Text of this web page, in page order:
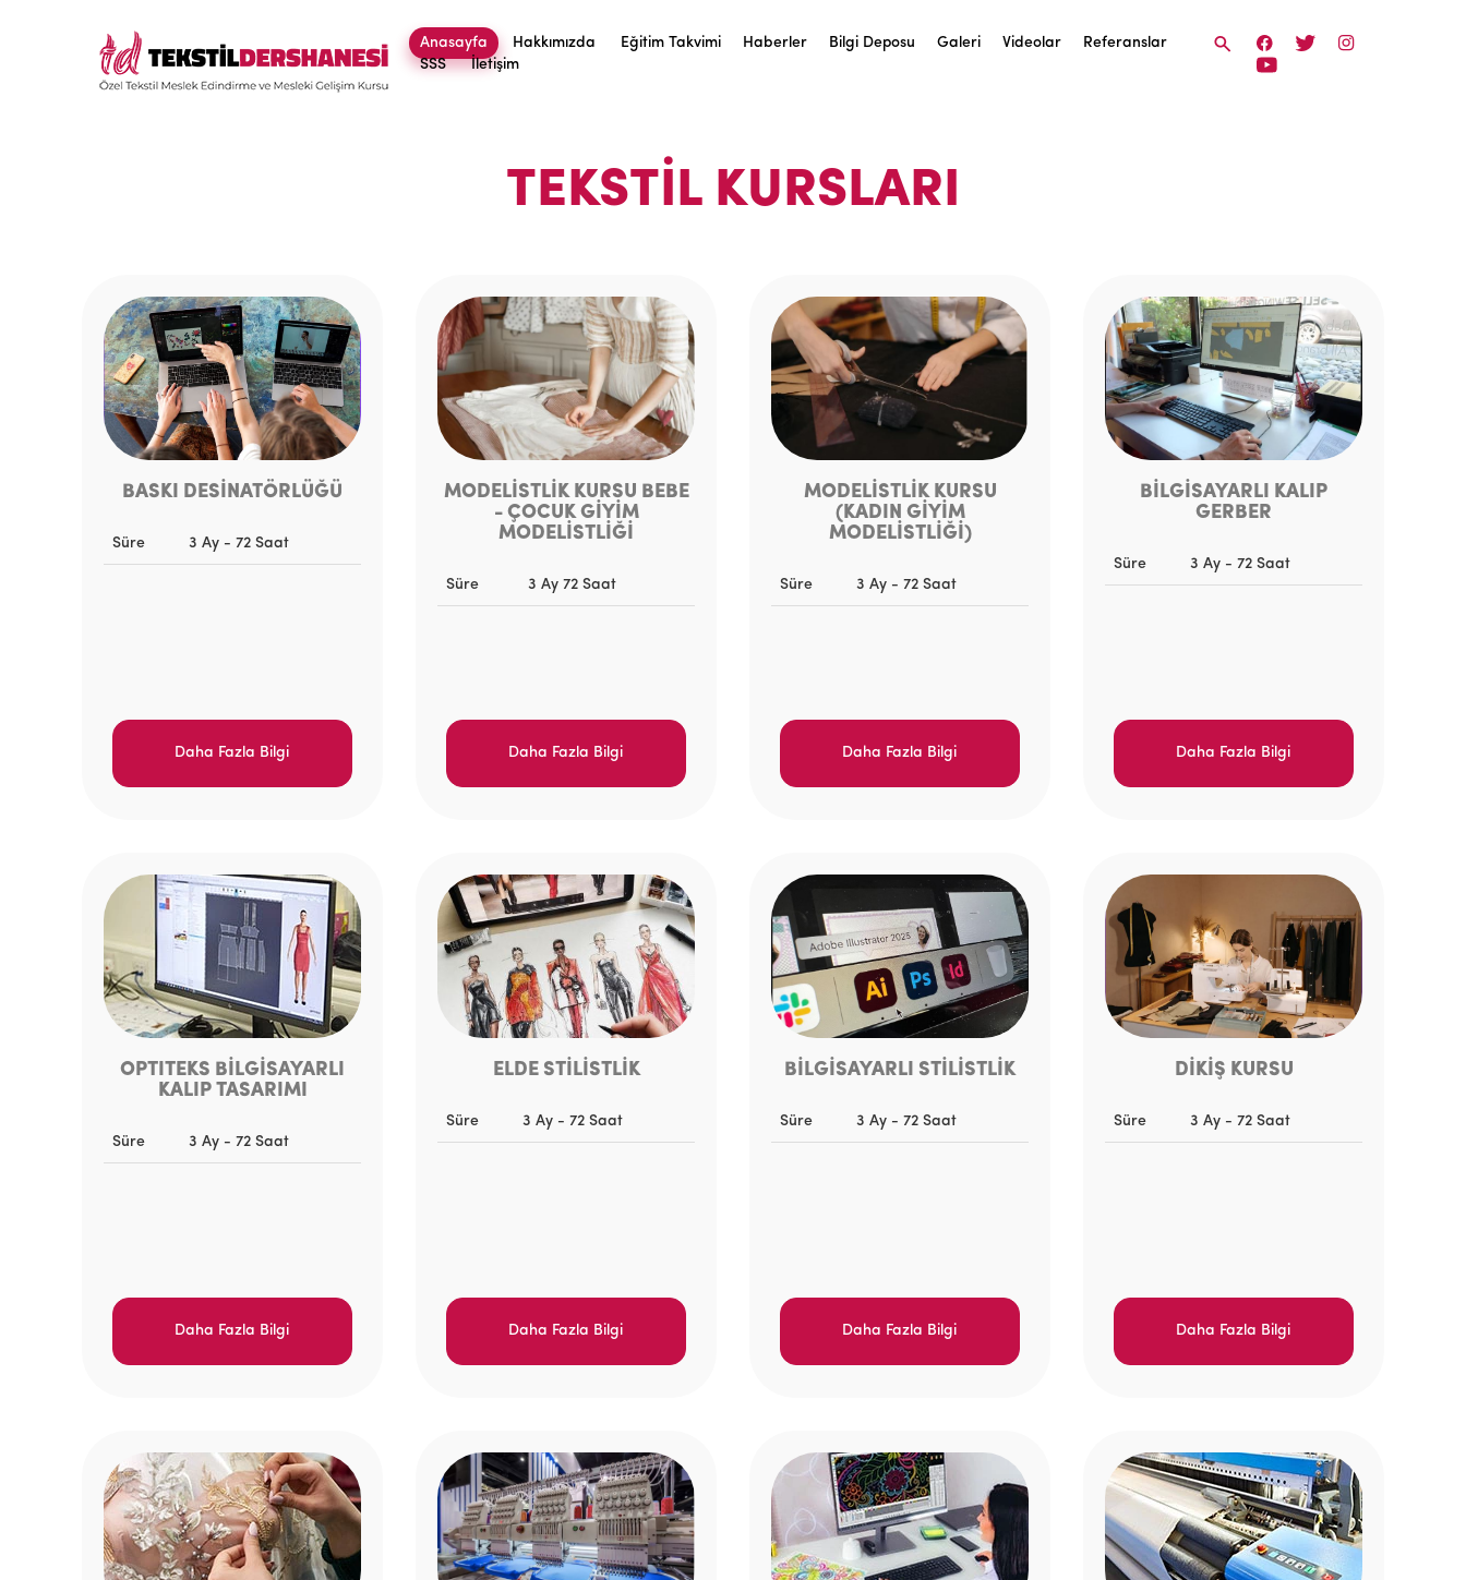
Anasayfa Hakkımızda Eğitim Takvimi Haberler Bilgi Deposu Galeri Videolar
Referanslar
SSS
İletişim
TEKSTIL KURSLARI
BASKI DESİNATÖRLÜĞÜ
Süre 3 Ay - 72 Saat
Daha Fazla Bilgi
MODELİSTLİK KURSU BEBE
- ÇOCUK GİYİM
MODELİSTLİĞİ
Süre 3 Ay 72 Saat
Daha Fazla Bilgi
MODELİSTLİK KURSU
(KADIN GİYİM
MODELİSTLİĞİ)
Süre 3 Ay - 72 Saat
Daha Fazla Bilgi
BİLGİSAYARLI KALIP
GERBER
Süre 3 Ay - 72 Saat
Daha Fazla Bilgi
OPTITEKS BİLGİSAYARLI
KALIP TASARIMI
Süre 3 Ay - 72 Saat
Daha Fazla Bilgi
ELDE STİLİSTLİK
Süre 3 Ay - 72 Saat
Daha Fazla Bilgi
BİLGİSAYARLI STİLİSTLİK
Süre 3 Ay - 72 Saat
Daha Fazla Bilgi
DİKİŞ KURSU
Süre 3 Ay - 72 Saat
Daha Fazla Bilgi